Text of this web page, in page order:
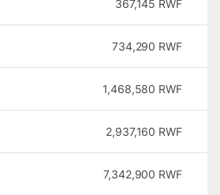
367,145 RWF
734,290 RWF
1,468,580 RWF
2,937,160 RWF
7,342,900 RWF